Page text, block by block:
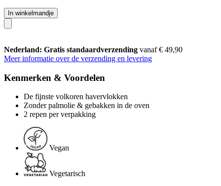
In winkelmandje
Nederland: Gratis standaardverzending vanaf € 49,90
Meer informatie over de verzending en levering
Kenmerken & Voordelen
De fijnste volkoren havervlokken
Zonder palmolie & gebakken in de oven
2 repen per verpakking
Vegan
Vegetarisch